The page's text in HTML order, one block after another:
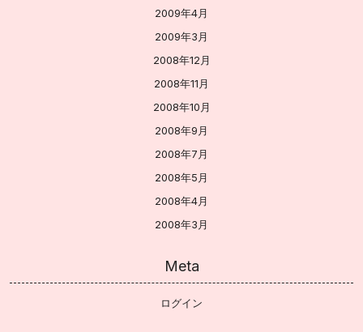
2009年4月
2009年3月
2008年12月
2008年11月
2008年10月
2008年9月
2008年7月
2008年5月
2008年4月
2008年3月
Meta
ログイン